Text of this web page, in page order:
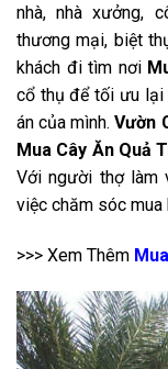
nhà, nhà xưởng,
thương mại, biệt
khách đi tìm nơi
cổ thụ để tối ưu lại
án của mình.Vườn
Mua Cây Ăn Quả
Với người thợ làm
việc chăm sóc mua
>>> Xem Thêm